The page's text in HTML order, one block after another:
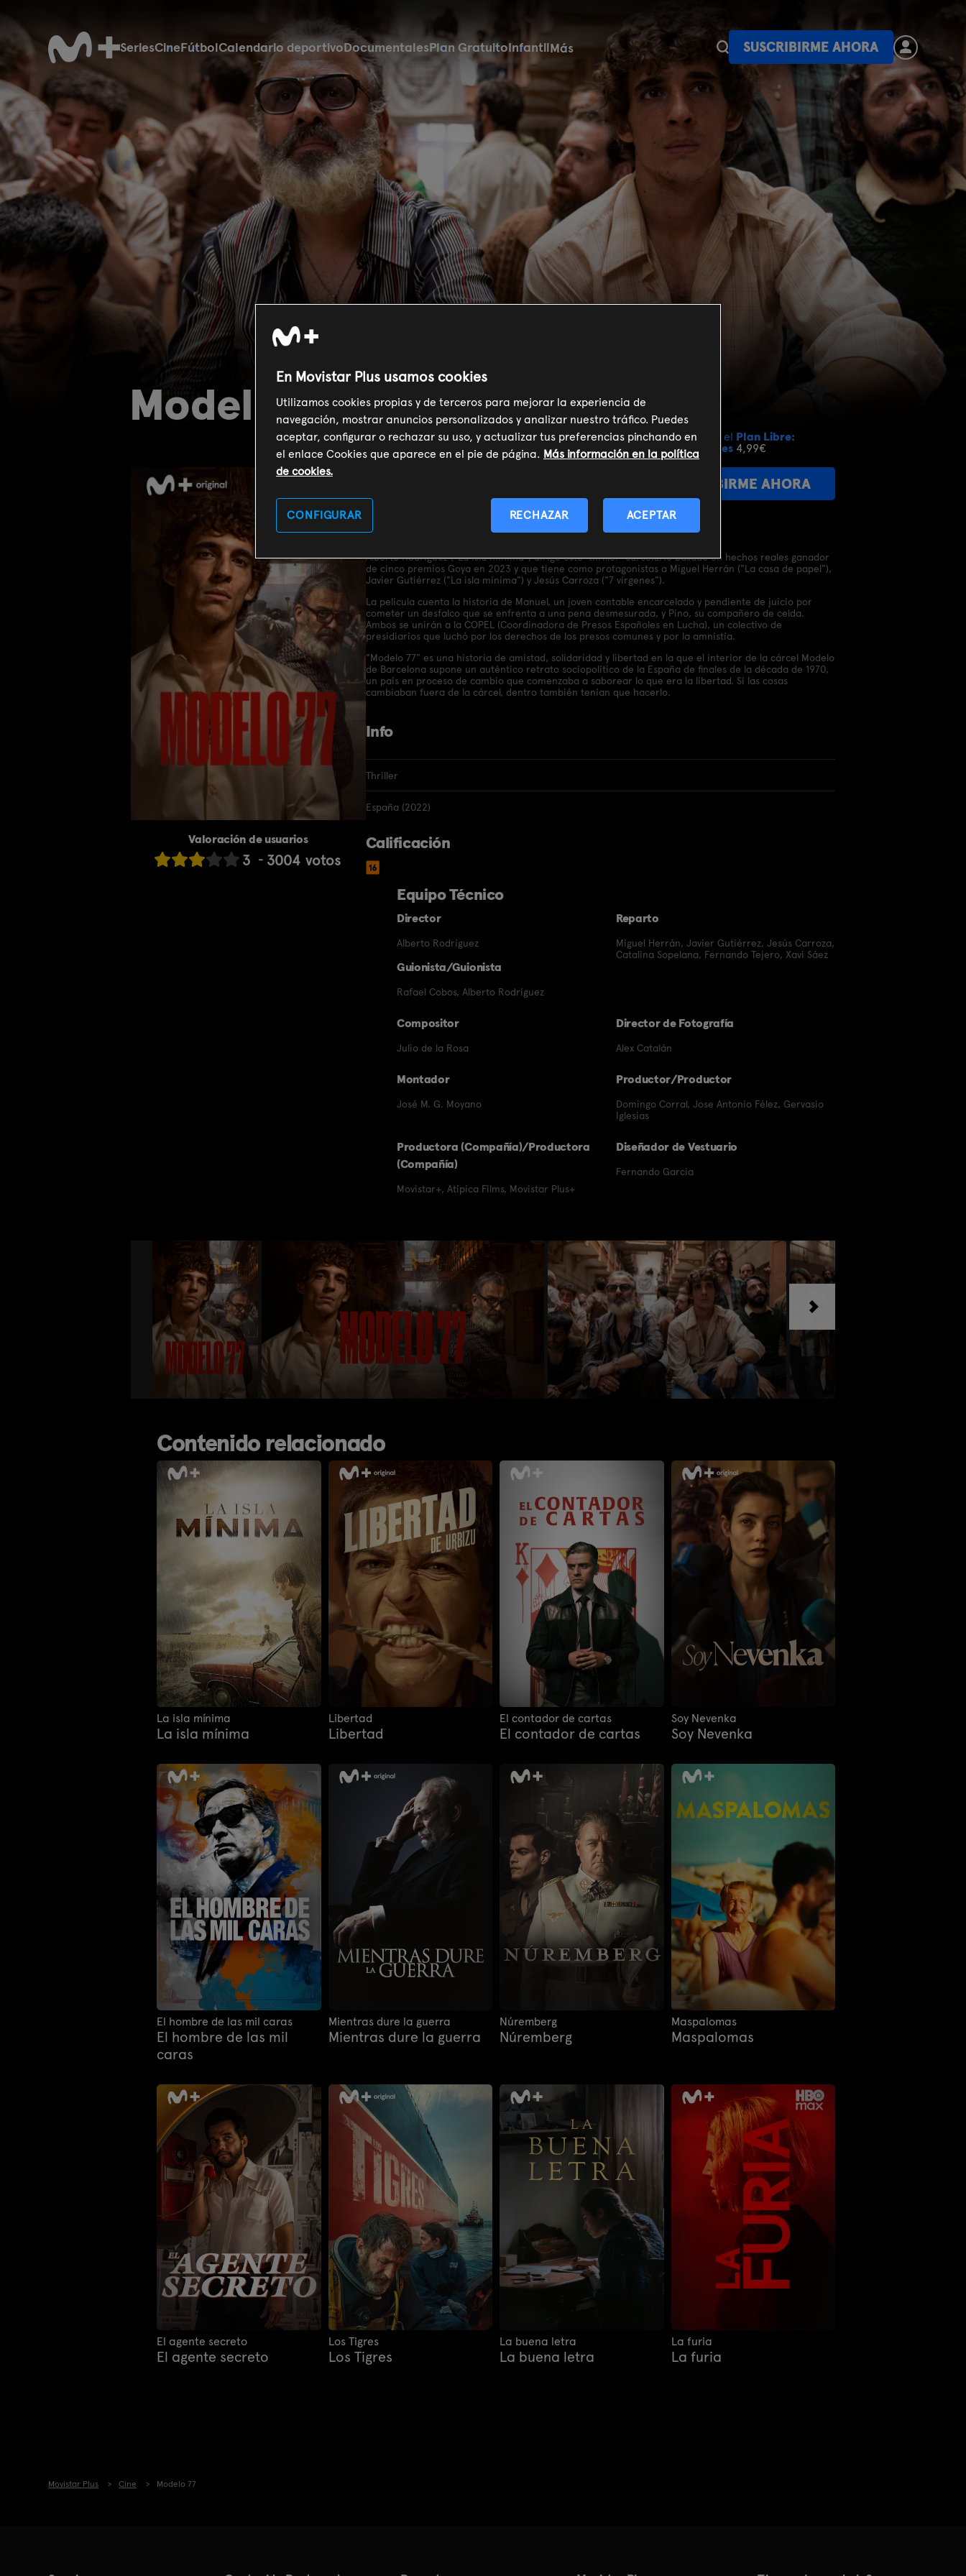
SeriesCineFútbolCalendario deportivoDocumentalesPlan GratuitoInfantilMás SUSCRIBIRME AHORA
Modelo 77
Valoración de usuarios
3 3004 votos
SUSCRIBIRME AHORA
Incluido en el Plan Libre:
Cine y Series 4,99€
Sinopsis
Alberto Rodríguez ("La isla mínima") dirige este 'thriller' carcelario basado en hechos reales ganador
de cinco premios Goya en 2023 y que tiene como protagonistas a Miguel Herrán ("La casa de papel"),
Javier Gutiérrez ("La isla mínima") y Jesús Carroza ("7 vírgenes").
La película cuenta la historia de Manuel, un joven contable encarcelado y pendiente de juicio por
cometer un desfalco que se enfrenta a una pena desmesurada, y Pino, su compañero de celda.
Ambos se unirán a la COPEL (Coordinadora de Presos Españoles en Lucha), un colectivo de
presidiarios que luchó por los derechos de los presos comunes y por la amnistía.
"Modelo 77" es una historia de amistad, solidaridad y libertad en la que el interior de la cárcel Modelo
de Barcelona supone un auténtico retrato sociopolítico de la España de finales de la década de 1970,
un país en proceso de cambio que comenzaba a saborear lo que era la libertad. Si las cosas
cambiaban fuera de la cárcel, dentro también tenían que hacerlo.
Info
Thriller
España (2022)
Calificación
Equipo Técnico
Director
Alberto Rodríguez
Guionista/Guionista
Rafael Cobos, Alberto Rodríguez
Reparto
Miguel Herrán, Javier Gutiérrez, Jesús Carroza,
Catalina Sopelana, Fernando Tejero, Xavi Sáez
Compositor
Julio de la Rosa
Director de Fotografía
Alex Catalán
Montador
José M. G. Moyano
Productor/Productor
Domingo Corral, Jose Antonio Félez, Gervasio
Iglesias
Productora (Compañía)/Productora
(Compañía)
Movistar+, Atípica Films, Movistar Plus+
Diseñador de Vestuario
Fernando García
Contenido relacionado
La isla mínima
La isla mínima
Libertad
Libertad
El contador de cartas
El contador de cartas
Soy Nevenka
Soy Nevenka
El hombre de las mil caras
El hombre de las mil
caras
Mientras dure la guerra
Mientras dure la guerra
Núremberg
Núremberg
Maspalomas
Maspalomas
El agente secreto
El agente secreto
Los Tigres
Los Tigres
La buena letra
La buena letra
La furia
La furia
Movistar Plus Cine Modelo 77
En Movistar Plus usamos cookies
Utilizamos cookies propias y de terceros para mejorar la experiencia de
navegación, mostrar anuncios personalizados y analizar nuestro tráfico. Puedes
aceptar, configurar o rechazar su uso, y actualizar tus preferencias pinchando en
el enlace Cookies que aparece en el pie de página. Más información en la política
de cookies.
CONFIGURAR RECHAZAR ACEPTAR